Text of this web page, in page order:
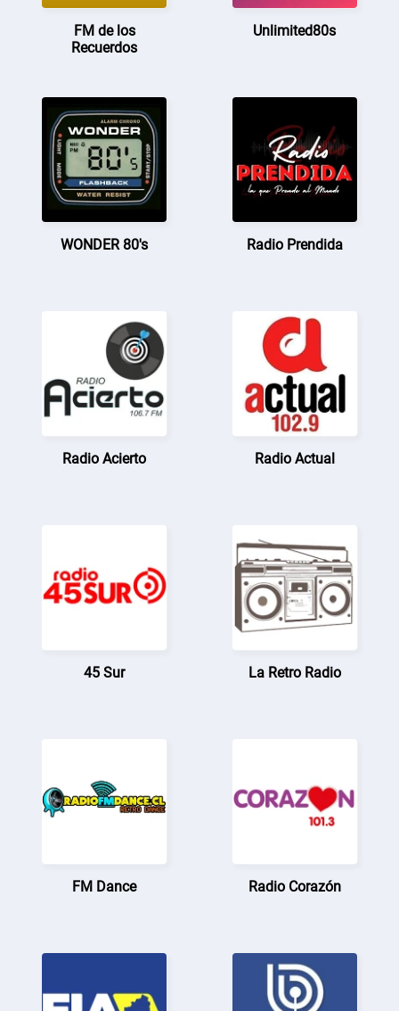
FM de los
Recuerdos
Unlimited80s
WONDER 80's Radio Prendida
Radio Acierto Radio Actual
45 Sur La Retro Radio
FM Dance Radio Corazón